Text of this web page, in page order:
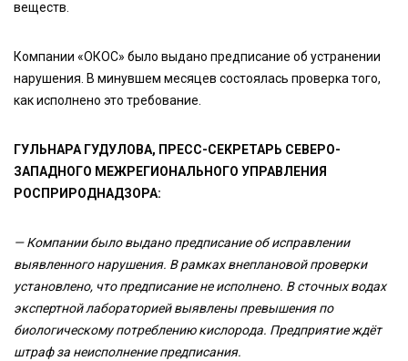
веществ.
Компании «ОКОС» было выдано предписание об устранении
нарушения. В минувшем месяцев состоялась проверка того,
как исполнено это требование.
ГУЛЬНАРА ГУДУЛОВА, ПРЕСС-СЕКРЕТАРЬ СЕВЕРО-
ЗАПАДНОГО МЕЖРЕГИОНАЛЬНОГО УПРАВЛЕНИЯ
РОСПРИРОДНАДЗОРА:
— Компании было выдано предписание об исправлении
выявленного нарушения. В рамках внеплановой проверки
установлено, что предписание не исполнено. В сточных водах
экспертной лабораторией выявлены превышения по
биологическому потреблению кислорода. Предприятие ждёт
штраф за неисполнение предписания.